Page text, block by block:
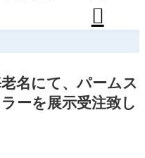

名にて、パームス
ーを展示受注致し